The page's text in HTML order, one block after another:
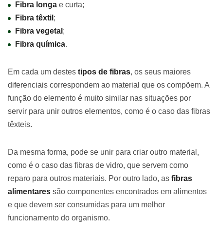
Fibra longa e curta;
Fibra têxtil ;
Fibra vegetal ;
Fibra química.
Em cada um destes tipos de fibras, os seus maiores
diferenciais correspondem ao material que os compõem. A
função do elemento é muito similar nas situações por
servir para unir outros elementos, como é o caso das fibras
têxteis.
Da mesma forma, pode se unir para criar outro material,
como é o caso das fibras de vidro, que servem como
reparo para outros materiais. Por outro lado, as fibras
alimentares são componentes encontrados em alimentos
e que devem ser consumidas para um melhor
funcionamento do organismo.